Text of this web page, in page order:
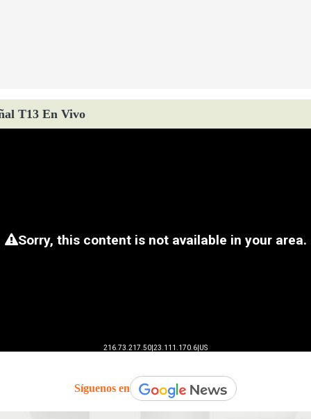
T13 En Vivo
Síguenos en